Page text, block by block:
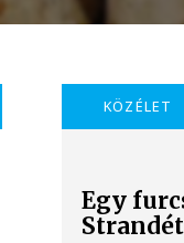
KÖZÉLET
Egy